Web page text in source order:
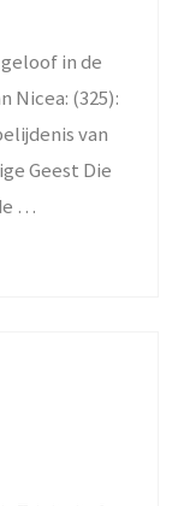
in de
Nicea: (325):
van
Geest Die
…